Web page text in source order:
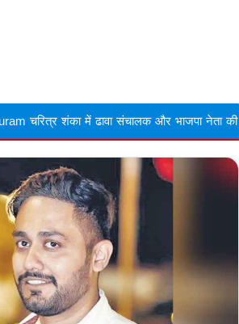
और भाजपा नेता की गोली मारकर हत्या